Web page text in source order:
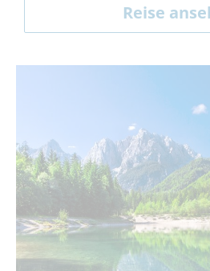
Reise